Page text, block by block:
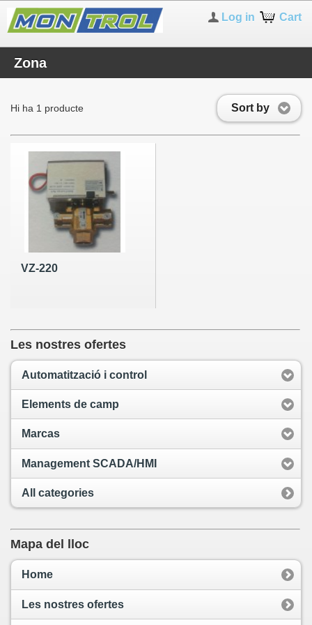
Cart
Log in
Zona
Sort by
Hi ha 1 producte
VZ-220
Les nostres ofertes
Automatització i control
Elements de camp
Marcas
Management SCADA/HMI
All categories
Mapa del lloc
Home
Les nostres ofertes